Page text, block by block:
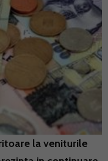
la veniturile